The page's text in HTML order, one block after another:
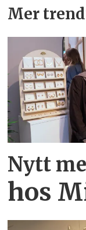
Mer
Nytt
hos